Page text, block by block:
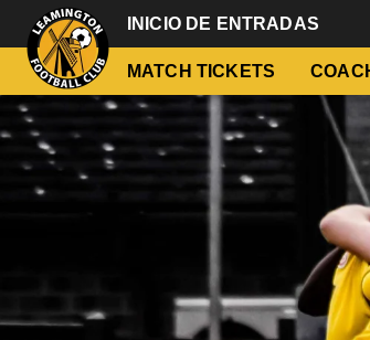
INICIO DE ENTRADAS
MATCH TICKETS